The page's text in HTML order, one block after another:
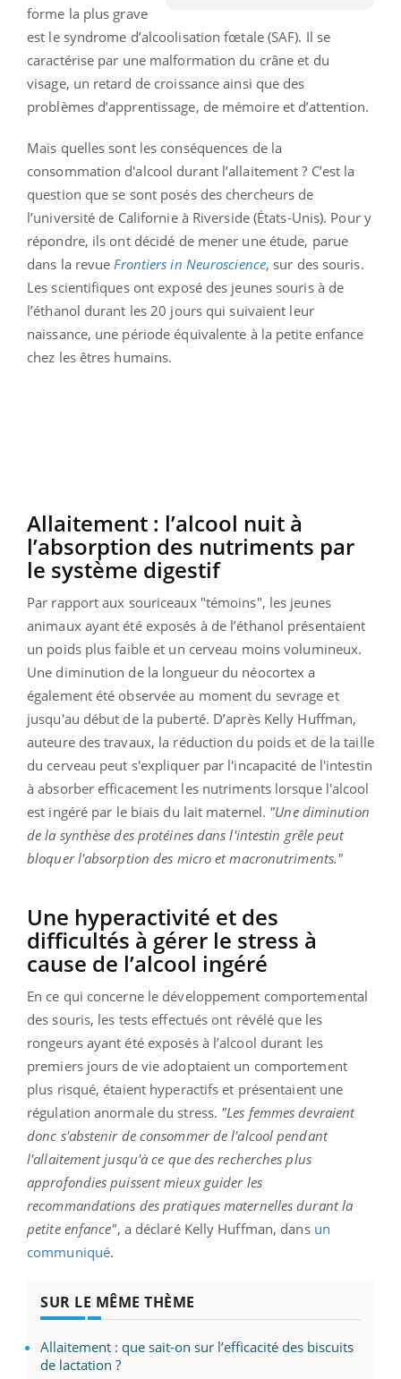
forme la plus grave
est le syndrome d’alcoolisation fœtale (SAF). Il se
caractérise par une malformation du crâne et du
visage, un retard de croissance ainsi que des
problèmes d’apprentissage, de mémoire et d’attention.
Mais quelles sont les conséquences de la
consommation d'alcool durant l’allaitement ? C’est la
question que se sont posés des chercheurs de
l’université de Californie à Riverside (États-Unis). Pour y
répondre, ils ont décidé de mener une étude, parue
dans la revue Frontiers in Neuroscience, sur des souris.
Les scientifiques ont exposé des jeunes souris à de
l’éthanol durant les 20 jours qui suivaient leur
naissance, une période équivalente à la petite enfance
chez les êtres humains.
Allaitement : l’alcool nuit à
l’absorption des nutriments par
le système digestif
Par rapport aux souriceaux "témoins", les jeunes
animaux ayant été exposés à de l’éthanol présentaient
un poids plus faible et un cerveau moins volumineux.
Une diminution de la longueur du néocortex a
également été observée au moment du sevrage et
jusqu'au début de la puberté. D’après Kelly Huffman,
auteure des travaux, la réduction du poids et de la taille
du cerveau peut s'expliquer par l'incapacité de l'intestin
à absorber efficacement les nutriments lorsque l'alcool
est ingéré par le biais du lait maternel. "Une diminution
de la synthèse des protéines dans l'intestin grêle peut
bloquer l'absorption des micro et macronutriments."
Une hyperactivité et des
difficultés à gérer le stress à
cause de l’alcool ingéré
En ce qui concerne le développement comportemental
des souris, les tests effectués ont révélé que les
rongeurs ayant été exposés à l’alcool durant les
premiers jours de vie adoptaient un comportement
plus risqué, étaient hyperactifs et présentaient une
régulation anormale du stress. "Les femmes devraient
donc s'abstenir de consommer de l'alcool pendant
l'allaitement jusqu'à ce que des recherches plus
approfondies puissent mieux guider les
recommandations des pratiques maternelles durant la
petite enfance", a déclaré Kelly Huffman, dans un
communiqué.
SUR LE MÊME THÈME
Allaitement : que sait-on sur l’efficacité des biscuits
de lactation ?